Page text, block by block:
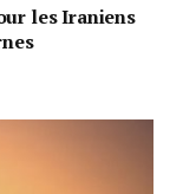
les Iraniens